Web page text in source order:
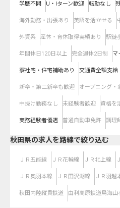
学歴不問 U・Iターン歓迎 転勤なし
海外勤務・出張あり 英語を活かせる
外資系 産休・育休取得実績あり 駅徒
年間休日120日以上 完全週休2日制 マ
寮社宅・住宅補助あり 交通費全額支給
新卒・第二新卒も歓迎 オープニング・
中抜け勤務なし 未経験者歓迎 資格を
実務経験者優遇 普通自動車免許 調理
秋田県の求人を路線で絞り込む
ＪＲ五能線 ＪＲ花輪線 ＪＲ北上線
ＪＲ奥羽本線 ＪＲ田沢湖線 ＪＲ羽越
秋田内陸縦貫鉄道 由利高原鉄道鳥海山